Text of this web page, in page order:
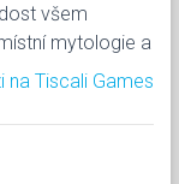
všem
mytologie a
na Tiscali Games